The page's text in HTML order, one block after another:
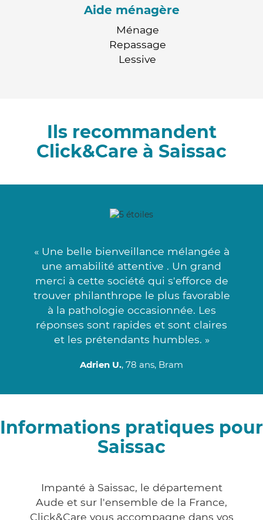
Aide ménagère
Ménage
Repassage
Lessive
Ils recommandent
Click&Care à Saissac
« Une belle bienveillance mélangée à
une amabilité attentive . Un grand
merci à cette société qui s'efforce de
trouver philanthrope le plus favorable
à la pathologie occasionnée. Les
réponses sont rapides et sont claires
et les prétendants humbles. »
Adrien U., 78 ans, Bram
Informations pratiques pour
Saissac
Impanté à Saissac, le département
Aude et sur l'ensemble de la France,
Click&Care vous accompagne dans vos